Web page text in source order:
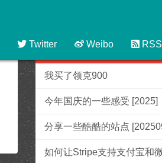
Twitter Weibo RSS
我买了领克900
今年国庆的一些感受 [2025]
分享一些酷酷的站点
如何让Stripe支持支付宝和